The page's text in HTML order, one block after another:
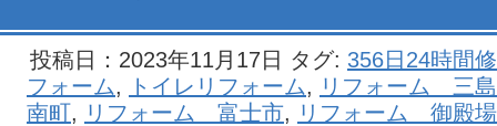
投稿日：2023年11月17日 タグ: 356日24時間
フォーム, トイレリフォーム, リフォーム 三
南町, リフォーム 富士市, リフォーム 御殿場